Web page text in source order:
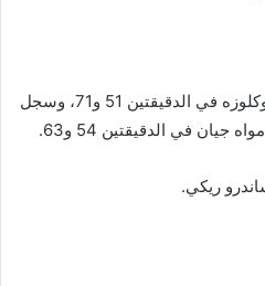
سجل للمنتخب الألماني غوتزه وكلوزه في الدقيقتين 51 و71، وسجل
جيان في الدقيقتين 54 و63.
ريكي.